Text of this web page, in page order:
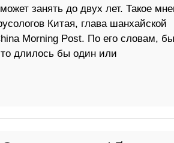
занять до двух лет. Такое
Китая, глава шанхайской
Morning Post. По его словам,
длилось бы один или